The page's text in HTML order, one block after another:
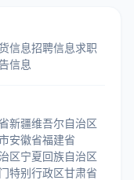
信息招聘信息求职
信息
新疆维吾尔自治区
安徽省福建省
区宁夏回族自治区
特别行政区甘肃省